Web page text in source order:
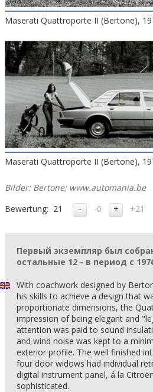
Maserati Quattroporte II (Bertone),
Maserati Quattroporte II (Bertone),
Bilder: Bertone; www.automania.be
Bewertung: 21 -0 +21
Первый экземпляр был
остальные 12 - в период с
With coachwork designed by
his skills to achieve a design that
proportionate dimensions, the
impression of being elegant and
attention was paid to sound
and wind noise was kept to a
exterior profile. The well finished
four door widows had individual
digital instrument panel, á la
sophisticated.